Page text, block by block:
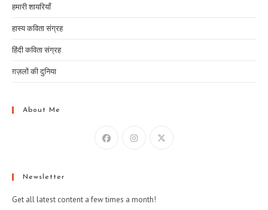
हमारी शायरियाँ
हास्य कविता संग्रह
हिंदी कविता संग्रह
ग़ज़लों की दुनिया
About Me
Newsletter
Get all latest content a few times a month!